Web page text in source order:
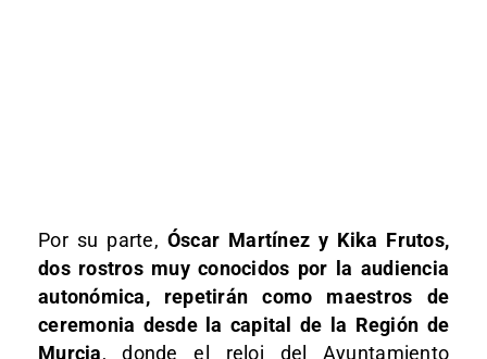
Por su parte, Óscar Martínez y Kika Frutos,
dos rostros muy conocidos por la audiencia
autonómica, repetirán como maestros de
ceremonia desde la capital de la Región de
Murcia, donde el reloj del Ayuntamiento